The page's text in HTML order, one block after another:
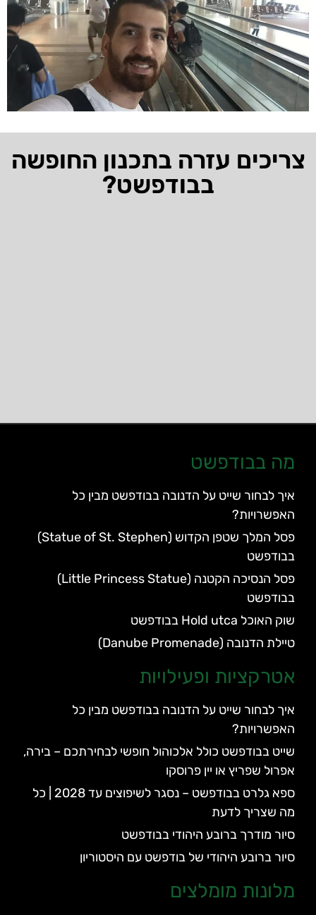
צריכים עזרה בתכנון החופשה
בבודפשט?
מה בבודפשט
איך לבחור שייט על הדנובה בבודפשט מבין כל
האפשרויות?
פסל המלך שטפן הקדוש (Statue of St. Stephen)
בבודפשט
פסל הנסיכה הקטנה (Little Princess Statue)
בבודפשט
שוק האוכל Hold utca בבודפשט
טיילת הדנובה (Danube Promenade)
אטרקציות ופעילויות
איך לבחור שייט על הדנובה בבודפשט מבין כל
האפשרויות?
שייט בבודפשט כולל אלכוהול חופשי לבחירתכם – בירה,
אפרול שפריץ או יין פרוסקו
ספא גלרט בבודפשט – נסגר לשיפוצים עד 2028 | כל
מה שצריך לדעת
סיור מודרך ברובע היהודי בבודפשט
סיור ברובע היהודי של בודפשט עם היסטוריון
מלונות מומלצים